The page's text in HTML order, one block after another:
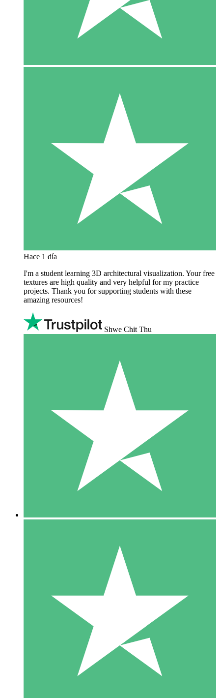
Hace 1 día
I'm a student learning 3D architectural visualization. Your free
textures are high quality and very helpful for my practice
projects. Thank you for supporting students with these
amazing resources!
Shwe Chit Thu